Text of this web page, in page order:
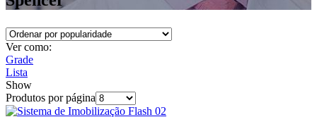
Ver como:
Grade
Lista
Show
Produtos por página